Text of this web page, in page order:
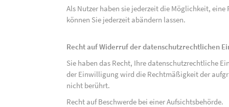
Als Nutzer haben sie jederzeit die Möglichkeit,
können Sie jederzeit abändern lassen.
Recht auf Widerruf der datenschutzrechtlichen
Sie haben das Recht, Ihre datenschutzrechtliche
der Einwilligung wird die Rechtmäßigkeit der
nicht berührt.
Recht auf Beschwerde bei einer Aufsichtsbehörde.